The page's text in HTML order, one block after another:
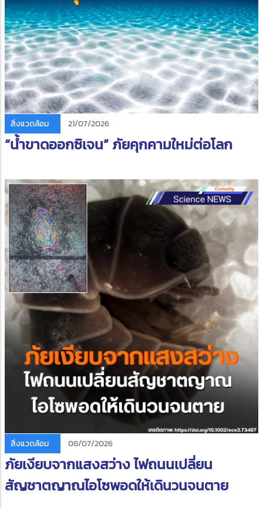
สิ่งแวดล้อม 21/07/2026
“น้ำขาดออกซิเจน” ภัยคุกคามใหม่ต่อโลก
สิ่งแวดล้อม 08/07/2026
ภัยเงียบจากแสงสว่าง ไฟถนนเปลี่ยน
สัญชาตญาณไอโซพอดให้เดินวนจนตาย